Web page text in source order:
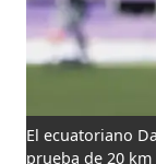
El ecuatoriano
prueba de 20